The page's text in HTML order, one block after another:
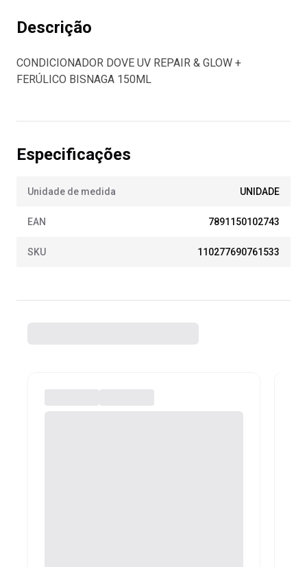
Descrição
CONDICIONADOR DOVE UV REPAIR & GLOW +
FERÚLICO BISNAGA 150ML
Especificações
Unidade de medida UNIDADE
EAN 7891150102743
SKU 110277690761533